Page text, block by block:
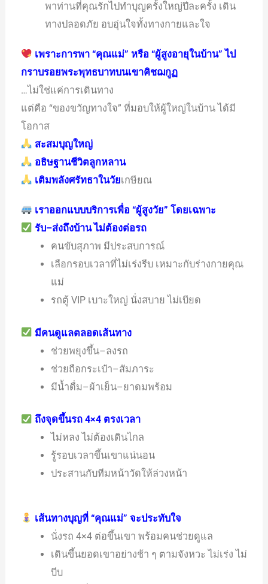
พาท่านที่คุณรักไปทำบุญครั้งใหญ่ปีละครั้ง เดิน
ทางปลอดภัย อบอุ่นใจทั้งทางกายและใจ
เพราะการพา “คุณแม่” หรือ “ผู้สูงอายุในบ้าน” ไป
กราบรอยพระพุทธบาทบนเขาคิชฌกูฏ
…ไม่ใช่แค่การเดินทาง
แต่คือ “ของขวัญทางใจ” ที่มอบให้ผู้ใหญ่ในบ้าน ได้มี
โอกาส
สะสมบุญใหญ่
อธิษฐานชีวิตลูกหลาน
เติมพลังศรัทธาในวัยเกษียณ
เราออกแบบบริการเพื่อ “ผู้สูงวัย” โดยเฉพาะ
รับ–ส่งถึงบ้าน ไม่ต้องต่อรถ
คนขับสุภาพ มีประสบการณ์
เลือกรอบเวลาที่ไม่เร่งรีบ เหมาะกับร่างกายคุณ
แม่
รถตู้ VIP เบาะใหญ่ นั่งสบาย ไม่เบียด
มีคนดูแลตลอดเส้นทาง
ช่วยพยุงขึ้น–ลงรถ
ช่วยถือกระเป๋า–สัมภาระ
มีน้ำดื่ม–ผ้าเย็น–ยาดมพร้อม
ถึงจุดขึ้นรถ 4×4 ตรงเวลา
ไม่หลง ไม่ต้องเดินไกล
รู้รอบเวลาขึ้นเขาแน่นอน
ประสานกับทีมหน้าวัดให้ล่วงหน้า
เส้นทางบุญที่ “คุณแม่” จะประทับใจ
นั่งรถ 4×4 ต่อขึ้นเขา พร้อมคนช่วยดูแล
เดินขึ้นยอดเขาอย่างช้า ๆ ตามจังหวะ ไม่เร่ง ไม่
บีบ